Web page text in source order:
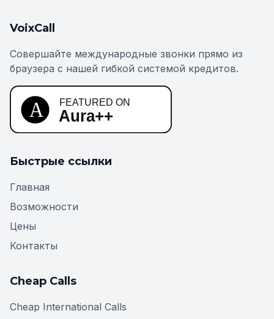
VoixCall
Совершайте международные звонки прямо из
браузера с нашей гибкой системой кредитов.
Быстрые ссылки
Главная
Возможности
Цены
Контакты
Cheap Calls
Cheap International Calls